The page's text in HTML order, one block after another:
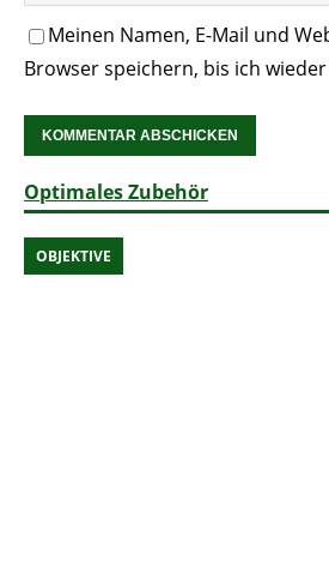
Meinen Namen, E-Mail und
Browser speichern, bis ich
Optimales Zubehör
OBJEKTIVE